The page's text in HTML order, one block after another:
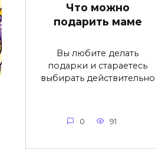
Что можно
подарить маме
Вы любите делать
подарки и стараетесь
выбирать действительно
0 91